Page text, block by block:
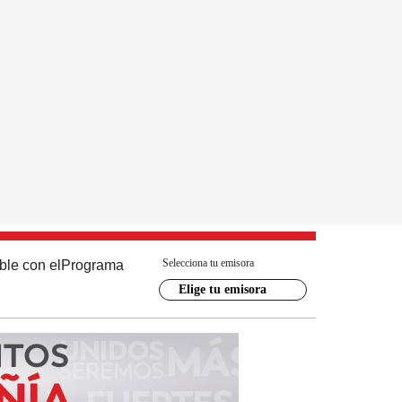
con el Programa Selecciona tu emisora
Elige tu emisora